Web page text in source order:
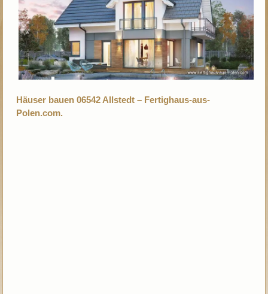
Häuser bauen 06542 Allstedt – Fertighaus-aus-
Polen.com.